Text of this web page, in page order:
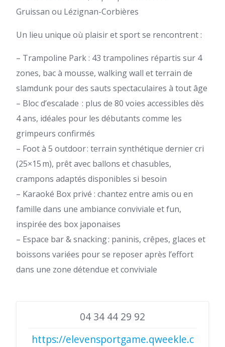
Gruissan ou Lézignan-Corbières
Un lieu unique où plaisir et sport se rencontrent :
– Trampoline Park : 43 trampolines répartis sur 4
zones, bac à mousse, walking wall et terrain de
slamdunk pour des sauts spectaculaires à tout âge
– Bloc d’escalade : plus de 80 voies accessibles dès
4 ans, idéales pour les débutants comme les
grimpeurs confirmés
– Foot à 5 outdoor : terrain synthétique dernier cri
(25×15 m), prêt avec ballons et chasubles,
crampons adaptés disponibles si besoin
– Karaoké Box privé : chantez entre amis ou en
famille dans une ambiance conviviale et fun,
inspirée des box japonaises
– Espace bar & snacking : paninis, crêpes, glaces et
boissons variées pour se reposer après l’effort
dans une zone détendue et conviviale
04 34 44 29 92
https://elevensportgame.qweekle.c